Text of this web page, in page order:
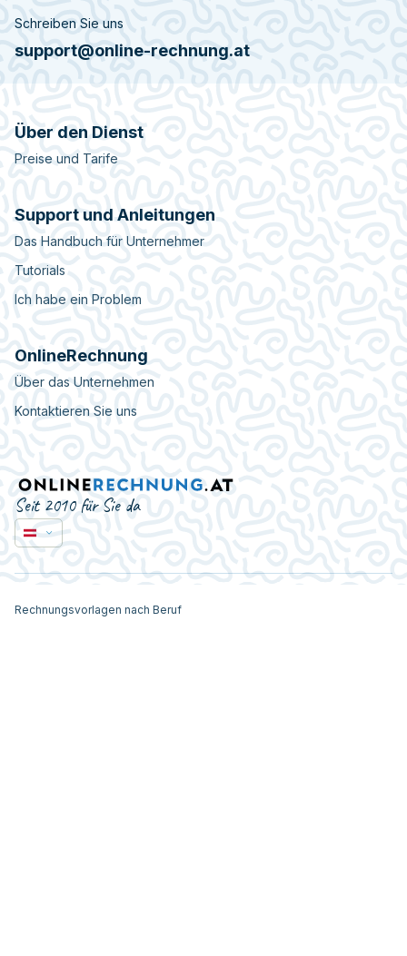
Schreiben Sie uns
support@online-rechnung.at
Über den Dienst
Preise und Tarife
Support und Anleitungen
Das Handbuch für Unternehmer
Tutorials
Ich habe ein Problem
OnlineRechnung
Über das Unternehmen
Kontaktieren Sie uns
Seit 2010 für Sie da
Rechnungsvorlagen nach Beruf